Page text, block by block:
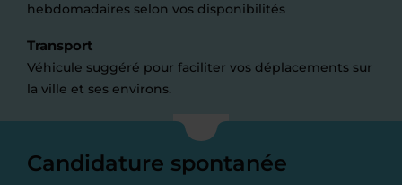
hebdomadaires selon vos disponibilités
Transport
Véhicule suggéré pour faciliter vos déplacements sur
la ville et ses environs.
Candidature spontanée